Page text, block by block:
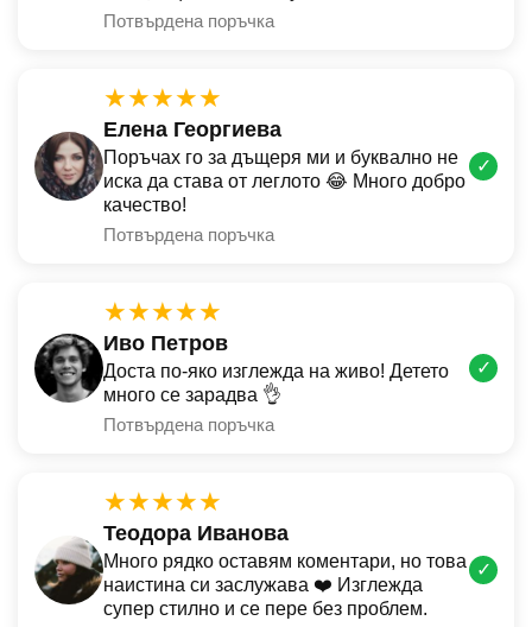
Потвърдена поръчка
★★★★★
Елена Георгиева
Поръчах го за дъщеря ми и буквално не
иска да става от леглото 😂 Много добро
качество!
Потвърдена поръчка
✓
★★★★★
Иво Петров
Доста по-яко изглежда на живо! Детето
много се зарадва 👌
Потвърдена поръчка
✓
★★★★★
Теодора Иванова
Много рядко оставям коментари, но това
наистина си заслужава ❤️ Изглежда
супер стилно и се пере без проблем.
✓